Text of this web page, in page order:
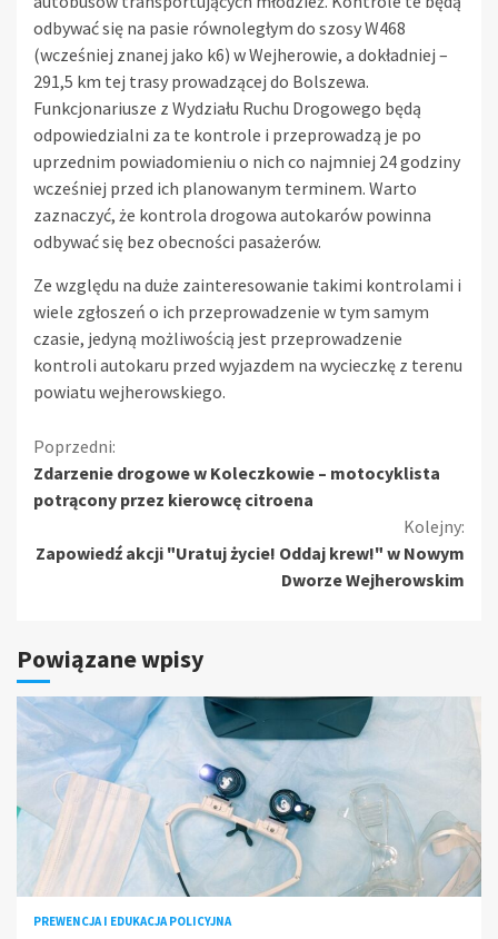
odbywać się na pasie równoległym do szosy W468
(wcześniej znanej jako k6) w Wejherowie, a dokładniej –
291,5 km tej trasy prowadzącej do Bolszewa.
Funkcjonariusze z Wydziału Ruchu Drogowego będą
odpowiedzialni za te kontrole i przeprowadzą je po
uprzednim powiadomieniu o nich co najmniej 24 godziny
wcześniej przed ich planowanym terminem. Warto
zaznaczyć, że kontrola drogowa autokarów powinna
odbywać się bez obecności pasażerów.
Ze względu na duże zainteresowanie takimi kontrolami i
wiele zgłoszeń o ich przeprowadzenie w tym samym
czasie, jedyną możliwością jest przeprowadzenie
kontroli autokaru przed wyjazdem na wycieczkę z terenu
powiatu wejherowskiego.
Kontynuuj
czytanie
Poprzedni:
Zdarzenie drogowe w Koleczkowie – motocyklista
potrącony przez kierowcę citroena
Kolejny:
Zapowiedź akcji "Uratuj życie! Oddaj krew!" w Nowym
Dworze Wejherowskim
Powiązane wpisy
PREWENCJA I EDUKACJA POLICYJNA